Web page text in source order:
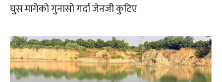
घुस मागेको गुनासो गर्दा जेनजी कुटिए